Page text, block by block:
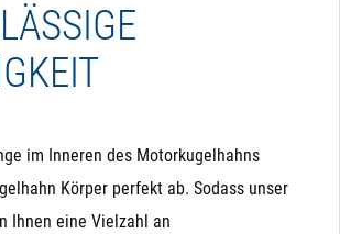
im Inneren des Motorkugelhahns
Körper perfekt ab. Sodass unser
Ihnen eine Vielzahl an